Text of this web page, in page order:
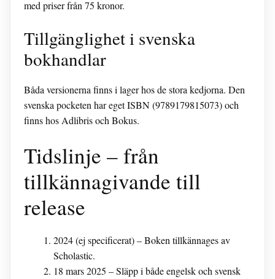
med priser från 75 kronor.
Tillgänglighet i svenska
bokhandlar
Båda versionerna finns i lager hos de stora kedjorna. Den
svenska pocketen har eget ISBN (9789179815073) och
finns hos Adlibris och Bokus.
Tidslinje – från
tillkännagivande till
release
2024 (ej specificerat)– Boken tillkännages av
Scholastic.
18 mars 2025 – Släpp i både engelsk och svensk